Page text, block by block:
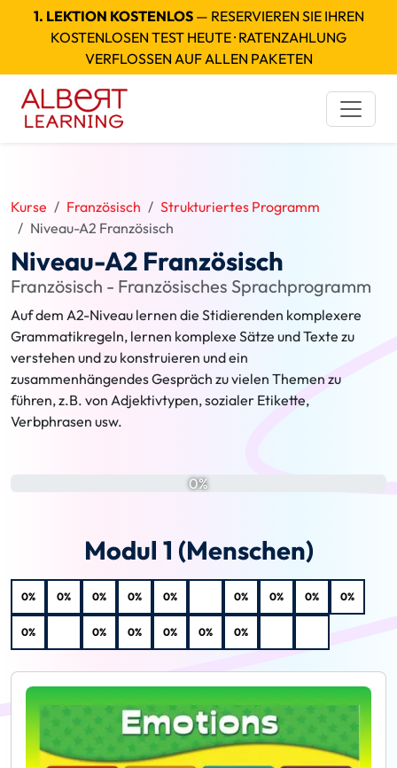
1. LEKTION KOSTENLOS— RESERVIEREN SIE IHREN
KOSTENLOSEN TEST HEUTE · RATENZAHLUNG
VERFLOSSEN AUF ALLEN PAKETEN
Kurse Französisch
Strukturiertes Programm
Niveau-A2 Französisch
Niveau-A2 Französisch
Französisch - Französisches Sprachprogramm
Auf dem A2-Niveau lernen die Stidierenden komplexere
Grammatikregeln, lernen komplexe Sätze und Texte zu
verstehen und zu konstruieren und ein
zusammenhängendes Gespräch zu vielen Themen zu
führen, z.B. von Adjektivtypen, sozialer Etikette,
Verbphrasen usw.
0%
Modul 1 (Menschen)
0% 0% 0% 0% 0% 0% 0% 0% 0%
0% 0% 0% 0% 0% 0%